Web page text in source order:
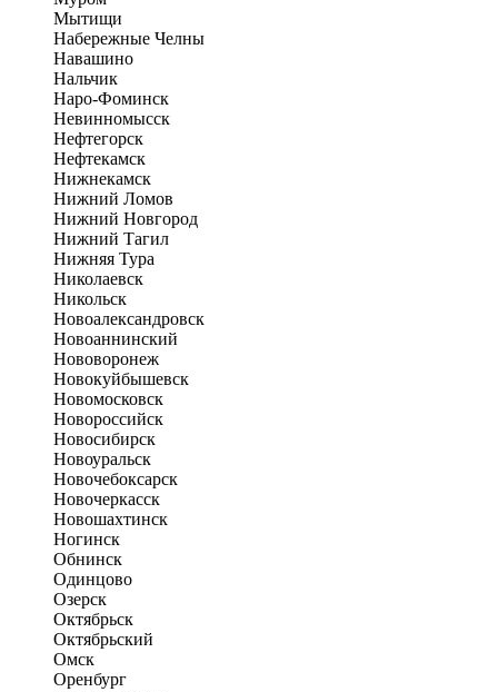
Мытищи
Набережные Челны
Навашино
Нальчик
Наро-Фоминск
Невинномысск
Нефтегорск
Нефтекамск
Нижнекамск
Нижний Ломов
Нижний Новгород
Нижний Тагил
Нижняя Тура
Николаевск
Никольск
Новоалександровск
Новоаннинский
Нововоронеж
Новокуйбышевск
Новомосковск
Новороссийск
Новосибирск
Новоуральск
Новочебоксарск
Новочеркасск
Новошахтинск
Ногинск
Обнинск
Одинцово
Озерск
Октябрьск
Октябрьский
Омск
Оренбург